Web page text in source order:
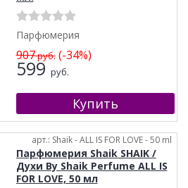
Парфюмерия
907руб.(-34%)
599 руб.
арт.: Shaik - ALL IS FOR LOVE - 50 ml
Парфюмерия Shaik SHAIK /
Духи By Shaik Perfume ALL IS
FOR LOVE, 50 мл